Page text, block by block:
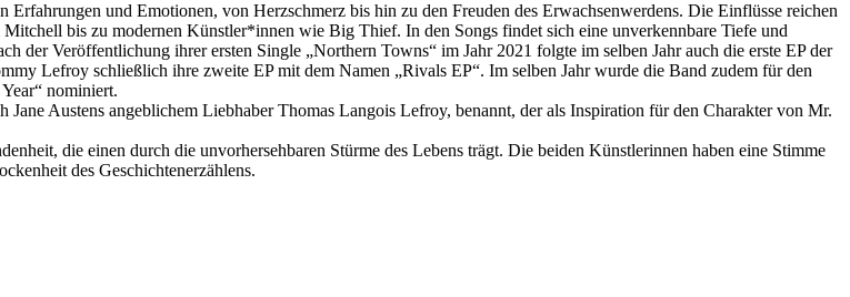
und Emotionen, von Herzschmerz bis hin zu den Freuden des Erwachsenwerdens. Die Einflüsse reichen
bis zu modernen Künstler*innen wie Big Thief. In den Songs findet sich eine unverkennbare Tiefe und
der Veröffentlichung ihrer ersten Single „Northern Towns“ im Jahr 2021 folgte im selben Jahr auch die erste EP der
Lefroy schließlich ihre zweite EP mit dem Namen „Rivals EP“. Im selben Jahr wurde die Band zudem für den
nominiert.
Austens angeblichem Liebhaber Thomas Langois Lefroy, benannt, der als Inspiration für den Charakter von Mr.
die einen durch die unvorhersehbaren Stürme des Lebens trägt. Die beiden Künstlerinnen haben eine Stimme
des Geschichtenerzählens.